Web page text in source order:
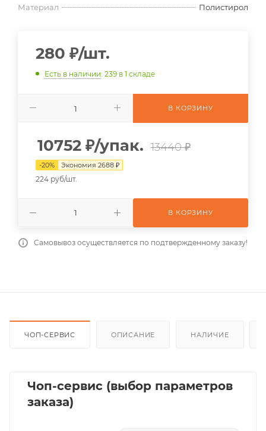
Материал
Полистирол
280 ₽/шт.
Есть в наличии: 239 в 1 складе
В КОРЗИНУ
10752 ₽/упак. 13440 ₽
-20% Экономия 2688 ₽
224 руб/шт.
В КОРЗИНУ
Самовывоз осуществляется по подтвержденному заказу!
ЧОП-СЕРВИС ОПИСАНИЕ НАЛИЧИЕ
Чоп-сервис (выбор параметров
заказа)